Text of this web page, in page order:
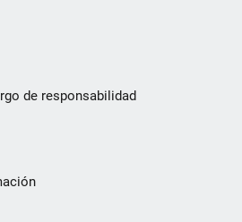
de responsabilidad